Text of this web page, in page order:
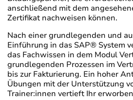
anschließend mit dem
Zertifikat nachweisen können.
Nach einer grundlegenden und
Einführung in das SAP® System
das Fachwissen in dem Modul
grundlegenden Prozessen im
bis zur Fakturierung. Ein hoher
Übungen mit der Unterstützung
Trainer:innen vertieft Ihr